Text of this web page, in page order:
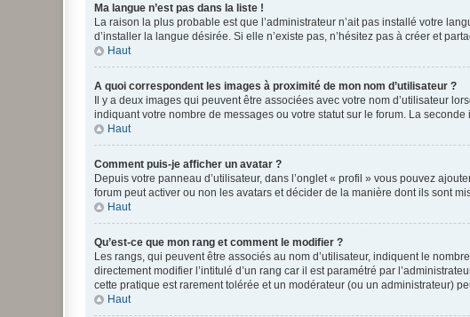
Ma langue n’est pas dans la liste !
La raison la plus probable est que l’administrateur n’ait pas installé votre
d’installer la langue désirée. Si elle n’existe pas, n’hésitez pas à créer et
Haut
A quoi correspondent les images à proximité de mon nom d’utilisateur ?
Il y a deux images qui peuvent être associées avec votre nom d’utilisateur
indiquant votre nombre de messages ou votre statut sur le forum. La
Haut
Comment puis-je afficher un avatar ?
Depuis votre panneau d’utilisateur, dans l’onglet « profil » vous pouvez
forum peut activer ou non les avatars et décider de la manière dont ils sont
Haut
Qu’est-ce que mon rang et comment le modifier ?
Les rangs, qui peuvent être associés au nom d’utilisateur, indiquent le
directement modifier l’intitulé d’un rang car il est paramétré par
cette pratique est rarement tolérée et un modérateur (ou un administrateur)
Haut